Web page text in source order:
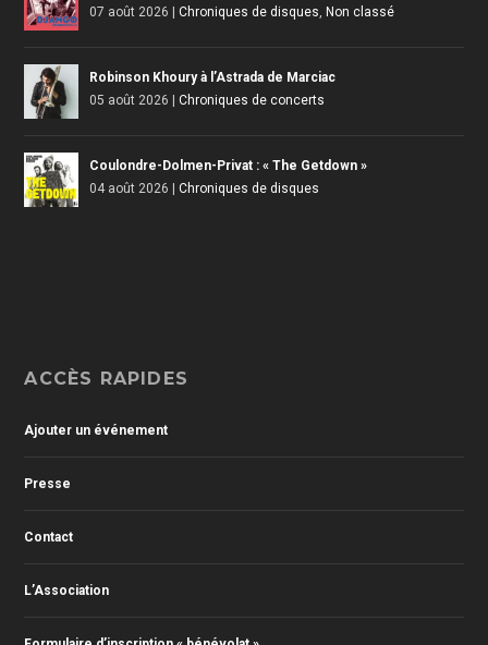
07 août 2026
|Chroniques de disques, Non classé
Robinson Khoury à l’Astrada de Marciac
05 août 2026
|Chroniques de concerts
Coulondre-Dolmen-Privat : « The Getdown »
04 août 2026
|Chroniques de disques
ACCÈS RAPIDES
Ajouter un événement
Presse
Contact
L’Association